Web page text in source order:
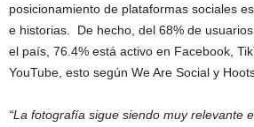
posicionamiento de plataformas sociales
e historias. De hecho, del 68% de
el país, 76.4% está activo en Facebook,
YouTube, esto según We Are Social y
“La fotografía sigue siendo muy relevante